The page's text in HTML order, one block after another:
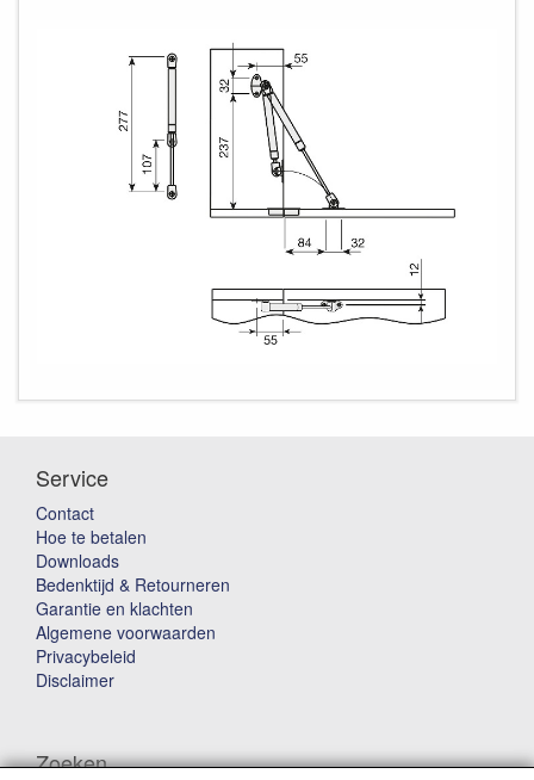
Service
Contact
Hoe te betalen
Downloads
Bedenktijd & Retourneren
Garantie en klachten
Algemene voorwaarden
Privacybeleid
Disclaimer
Zoeken